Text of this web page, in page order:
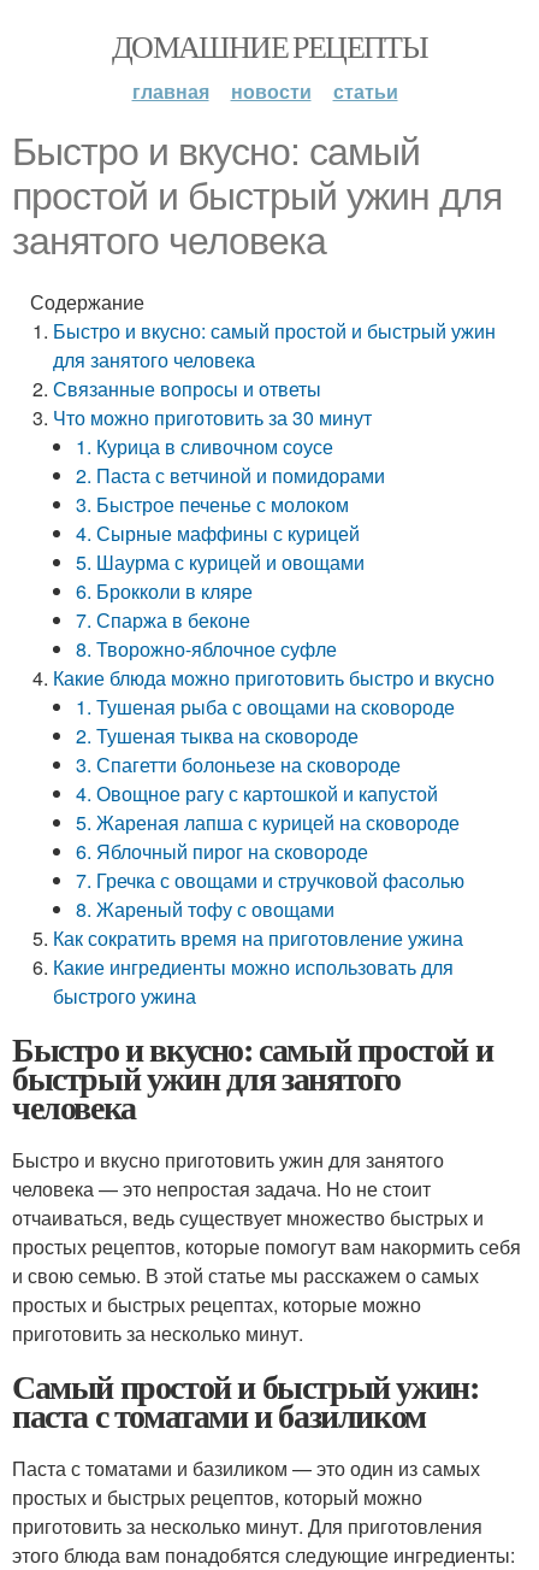
ДОМАШНИЕ РЕЦЕПТЫ
главная новости статьи
Быстро и вкусно: самый
простой и быстрый ужин для
занятого человека
Содержание
Быстро и вкусно: самый простой и быстрый ужин
для занятого человека
Связанные вопросы и ответы
Что можно приготовить за 30 минут
1. Курица в сливочном соусе
2. Паста с ветчиной и помидорами
3. Быстрое печенье с молоком
4. Сырные маффины с курицей
5. Шаурма с курицей и овощами
6. Брокколи в кляре
7. Спаржа в беконе
8. Творожно-яблочное суфле
Какие блюда можно приготовить быстро и вкусно
1. Тушеная рыба с овощами на сковороде
2. Тушеная тыква на сковороде
3. Спагетти болоньезе на сковороде
4. Овощное рагу с картошкой и капустой
5. Жареная лапша с курицей на сковороде
6. Яблочный пирог на сковороде
7. Гречка с овощами и стручковой фасолью
8. Жареный тофу с овощами
Как сократить время на приготовление ужина
Какие ингредиенты можно использовать для
быстрого ужина
Быстро и вкусно: самый простой и
быстрый ужин для занятого
человека
Быстро и вкусно приготовить ужин для занятого
человека — это непростая задача. Но не стоит
отчаиваться, ведь существует множество быстрых и
простых рецептов, которые помогут вам накормить себя
и свою семью. В этой статье мы расскажем о самых
простых и быстрых рецептах, которые можно
приготовить за несколько минут.
Самый простой и быстрый ужин:
паста с томатами и базиликом
Паста с томатами и базиликом — это один из самых
простых и быстрых рецептов, который можно
приготовить за несколько минут. Для приготовления
этого блюда вам понадобятся следующие ингредиенты: